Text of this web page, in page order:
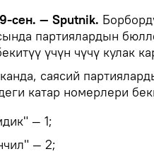
сен. — Sputnik.
партиялардын
үчүн чүчү кулак
саясий
катар номерлери
— 1;
— 2;